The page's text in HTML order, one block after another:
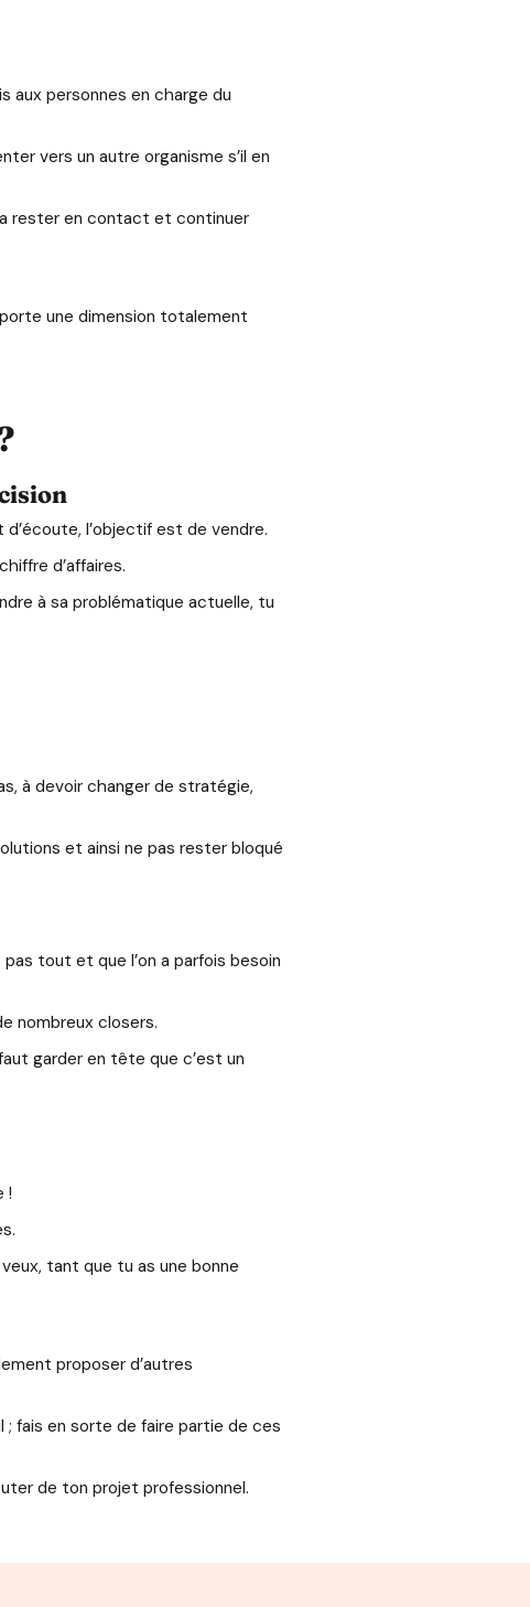
aux personnes en charge du
vers un autre organisme s’il en
rester en contact et continuer
une dimension totalement
l’objectif est de vendre.
d’affaires.
à sa problématique actuelle, tu
à devoir changer de stratégie,
et ainsi ne pas rester bloqué
tout et que l’on a parfois besoin
nombreux closers.
garder en tête que c’est un
!
tant que tu as une bonne
proposer d’autres
; fais en sorte de faire partie de ces
de ton projet professionnel.